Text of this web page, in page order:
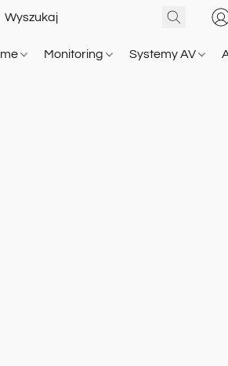
Monitoring Systemy AV